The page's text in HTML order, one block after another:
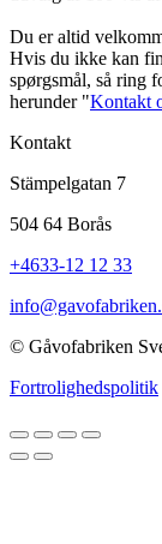
Du er altid
Hvis du ikke kan
spørgsmål, så ring
herunder "Kontakt
Kontakt
Stämpelgatan 7
504 64 Borås
+4633-12 12 33
© Gåvofabriken
Fortrolighedspolitik